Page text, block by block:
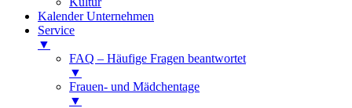
Kalender Unternehmen
Service
▼
FAQ – Häufige Fragen beantwortet
▼
Frauen- und Mädchentage
▼